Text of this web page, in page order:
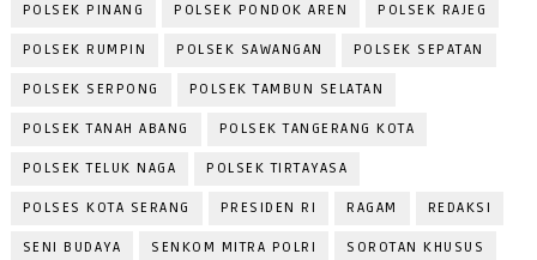
POLSEK PINANG POLSEK PONDOK AREN POLSEK RAJEG
POLSEK RUMPIN POLSEK SAWANGAN POLSEK SEPATAN
POLSEK SERPONG POLSEK TAMBUN SELATAN
POLSEK TANAH ABANG POLSEK TANGERANG KOTA
POLSEK TELUK NAGA POLSEK TIRTAYASA
POLSES KOTA SERANG PRESIDEN RI RAGAM REDAKSI
SENI BUDAYA SENKOM MITRA POLRI SOROTAN KHUSUS